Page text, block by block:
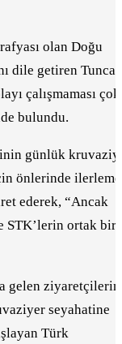
olan Doğu
dile getiren
çalışmaması çok
bulundu.
günlük
önlerinde ilerleme
ederek, “Ancak
STK’lerin ortak bir
gelen ziyaretçilerin
seyahatine
Türk